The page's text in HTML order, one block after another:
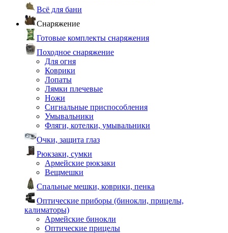
Всё для бани
Снаряжение
Готовые комплекты снаряжения
Походное снаряжение
Для огня
Коврики
Лопаты
Лямки плечевые
Ножи
Сигнальные приспособления
Умывальники
Фляги, котелки, умывальники
Очки, защита глаз
Рюкзаки, сумки
Армейские рюкзаки
Вещмешки
Спальные мешки, коврики, пенка
Оптические приборы (бинокли, прицелы,
калиматоры)
Армейские бинокли
Оптические прицелы